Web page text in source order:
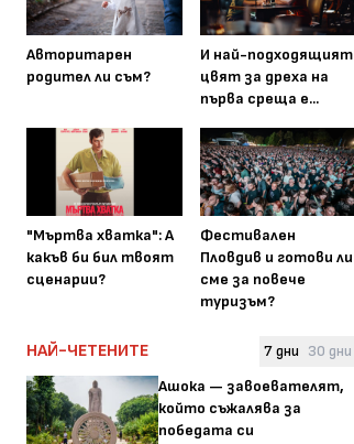
Авторитарен
родител ли съм?
И най-подходящият
цвят за дреха на
първа среща е...
"Мъртва хватка": А
какъв би бил твоят
сценарии?
Фестивален
Пловдив и готови ли
сме за повече
туризъм?
НАЙ-ЧЕТЕНИТЕ 7 дни 30 дни
Ашока — завоевателят,
който съжалява за
победата си